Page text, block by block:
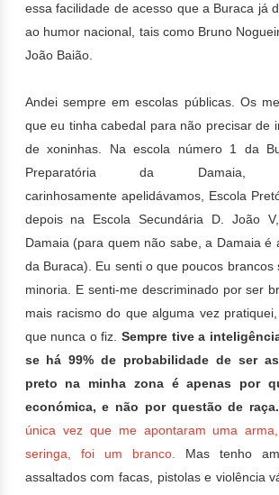
essa facilidade de acesso que a Buraca já
ao humor nacional, tais como Bruno
João Baião.
Andei sempre em escolas públicas. Os
que eu tinha cabedal para não precisar de
de xoninhas. Na escola número 1 da
Preparatória da
carinhosamente apelidávamos, Escola
depois na Escola Secundária D. João
Damaia (para quem não sabe, a Damaia é
da Buraca). Eu senti o que poucos brancos
minoria. E senti-me descriminado por ser
mais racismo do que alguma vez
que nunca o fiz. Sempre tive a
se há 99% de probabilidade de ser
preto na minha zona é apenas por
económica, e não por questão de raça.
única vez que me apontaram uma
seringa, foi um branco. Mas tenho
assaltados com facas, pistolas e violência